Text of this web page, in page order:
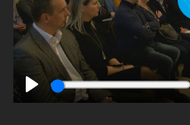
Play